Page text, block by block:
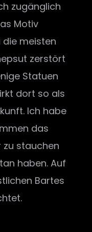
zugänglich
Motiv
die meisten
zerstört
Statuen
dort so als
Ich habe
das
stauchen
haben. Auf
Bartes